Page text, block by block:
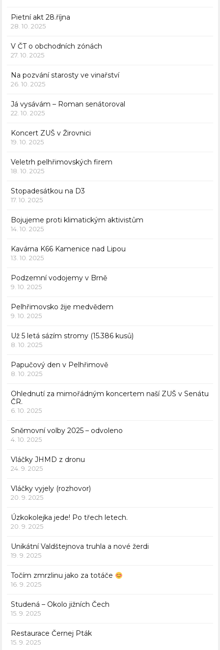
Pietní akt 28.října
28. 10. 2025
V ČT o obchodních zónách
27. 10. 2025
Na pozvání starosty ve vinařství
26. 10. 2025
Já vysávám – Roman senátoroval
22. 10. 2025
Koncert ZUŠ v Žirovnici
19. 10. 2025
Veletrh pelhřimovských firem
18. 10. 2025
Stopadesátkou na D3
17. 10. 2025
Bojujeme proti klimatickým aktivistům
14. 10. 2025
Kavárna K66 Kamenice nad Lipou
13. 10. 2025
Podzemní vodojemy v Brně
9. 10. 2025
Pelhřimovsko žije medvědem
9. 10. 2025
Už 5 letá sázím stromy (15.386 kusů)
8. 10. 2025
Papučový den v Pelhřimově
8. 10. 2025
Ohlednutí za mimořádným koncertem naší ZUŠ v Senátu
ČR.
6. 10. 2025
Sněmovní volby 2025 – odvoleno
4. 10. 2025
Vláčky JHMD z dronu
24. 9. 2025
Vláčky vyjely (rozhovor)
20. 9. 2025
Úzkokolejka jede! Po třech letech.
20. 9. 2025
Unikátní Valdštejnova truhla a nové žerdi
19. 9. 2025
Točím zmrzlinu jako za totáče
16. 9. 2025
Studená – Okolo jižních Čech
15. 9. 2025
Restaurace Černej Pták
15. 9. 2025